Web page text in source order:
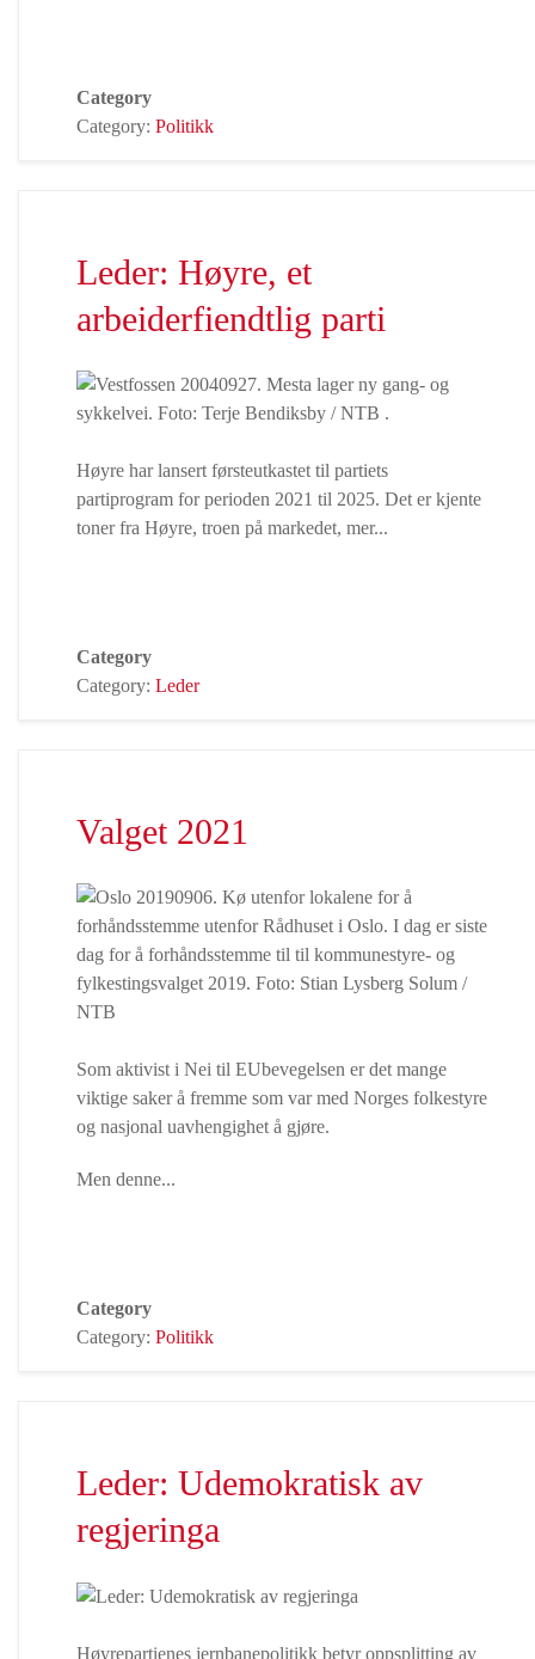
Category
Category: Politikk
Leder: Høyre, et
arbeiderfiendtlig parti
Høyre har lansert førsteutkastet til partiets
partiprogram for perioden 2021 til 2025. Det er kjente
toner fra Høyre, troen på markedet, mer...
Category
Category: Leder
Valget 2021
Som aktivist i Nei til EUbevegelsen er det mange
viktige saker å fremme som var med Norges folkestyre
og nasjonal uavhengighet å gjøre.
Men denne...
Category
Category: Politikk
Leder: Udemokratisk av
regjeringa
Høyrepartienes jernbanepolitikk betyr oppsplitting av